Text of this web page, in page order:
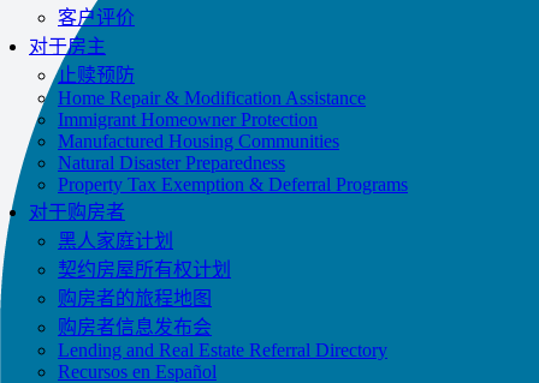
客户评价
对于房主
止赎预防
Home Repair & Modification Assistance
Immigrant Homeowner Protection
Manufactured Housing Communities
Natural Disaster Preparedness
Property Tax Exemption & Deferral Programs
对于购房者
黑人家庭计划
契约房屋所有权计划
购房者的旅程地图
购房者信息发布会
Lending and Real Estate Referral Directory
Recursos en Español